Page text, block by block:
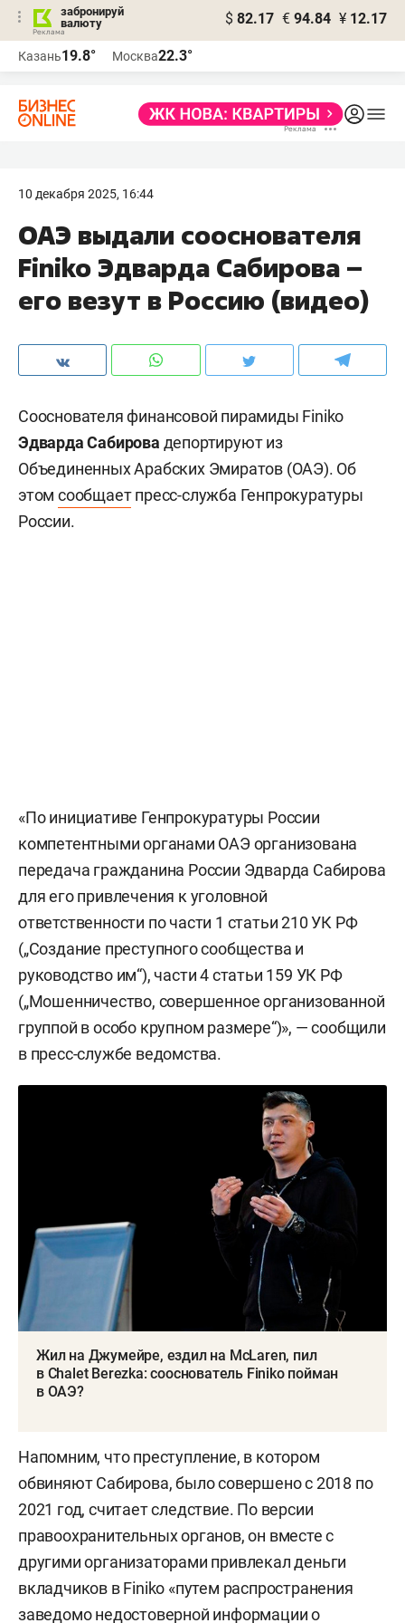
забронируй
валюту
$ 82.17 € 94.84 ¥ 12.17
Казань19.8° Москва22.3°
10 декабря 2025, 16:44
ОАЭ выдали сооснователя
Finiko Эдварда Сабирова –
его везут в Россию (видео)
Сооснователя финансовой пирамиды Finiko
Эдварда Сабирова депортируют из
Объединенных Арабских Эмиратов (ОАЭ). Об
этом сообщаетпресс-служба Генпрокуратуры
России.
«По инициативе Генпрокуратуры России
компетентными органами ОАЭ организована
передача гражданина России Эдварда Сабирова
для его привлечения к уголовной
ответственности по части 1 статьи 210 УК РФ
(„Создание преступного сообщества и
руководство им“), части 4 статьи 159 УК РФ
(„Мошенничество, совершенное организованной
группой в особо крупном размере“)», — сообщили
в пресс-службе ведомства.
Жил на Джумейре, ездил на McLaren, пил
в Chalet Berezka: сооснователь Finiko пойман
в ОАЭ?
Напомним, что преступление, в котором
обвиняют Сабирова, было совершено с 2018 по
2021 год, считает следствие. По версии
правоохранительных органов, он вместе с
другими организаторами привлекал деньги
вкладчиков в Finiko «путем распространения
заведомо недостоверной информации о